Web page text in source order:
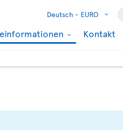
Deutsch - EURO
Kontakt